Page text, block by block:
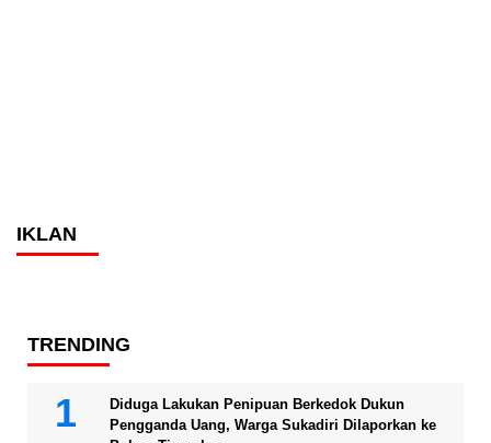
IKLAN
TRENDING
Diduga Lakukan Penipuan Berkedok Dukun
Pengganda Uang, Warga Sukadiri Dilaporkan ke